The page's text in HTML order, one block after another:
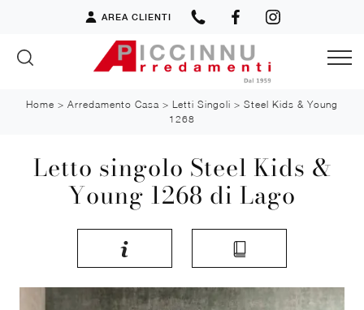
AREA CLIENTI
Home > Arredamento Casa > Letti Singoli > Steel Kids & Young
1268
Letto singolo Steel Kids &
Young 1268 di Lago